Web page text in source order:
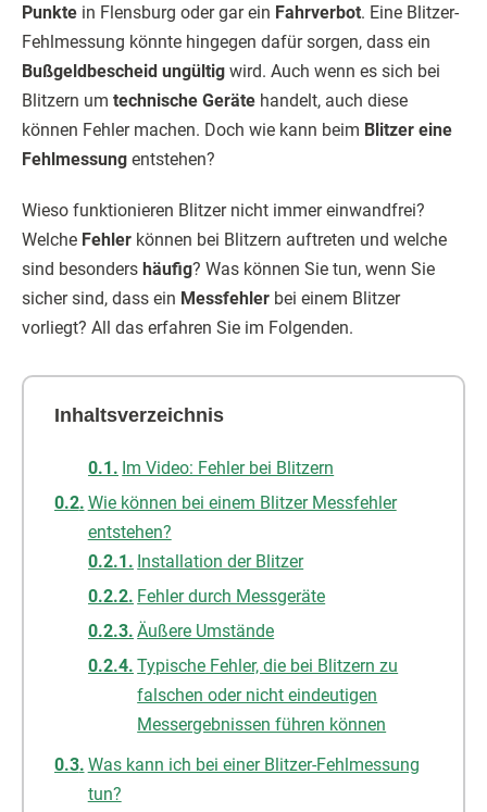
Punkte in Flensburg oder gar ein Fahrverbot. Eine Blitzer-
Fehlmessung könnte hingegen dafür sorgen, dass ein
Bußgeldbescheid ungültig wird. Auch wenn es sich bei
Blitzern um technische Geräte handelt, auch diese
können Fehler machen. Doch wie kann beim Blitzer eine
Fehlmessung entstehen?
Wieso funktionieren Blitzer nicht immer einwandfrei?
Welche Fehler können bei Blitzern auftreten und welche
sind besonders häufig? Was können Sie tun, wenn Sie
sicher sind, dass ein Messfehler bei einem Blitzer
vorliegt? All das erfahren Sie im Folgenden.
Inhaltsverzeichnis
Im Video: Fehler bei Blitzern
Wie können bei einem Blitzer Messfehler
entstehen?
Installation der Blitzer
Fehler durch Messgeräte
Äußere Umstände
Typische Fehler, die bei Blitzern zu
falschen oder nicht eindeutigen
Messergebnissen führen können
Was kann ich bei einer Blitzer-Fehlmessung
tun?